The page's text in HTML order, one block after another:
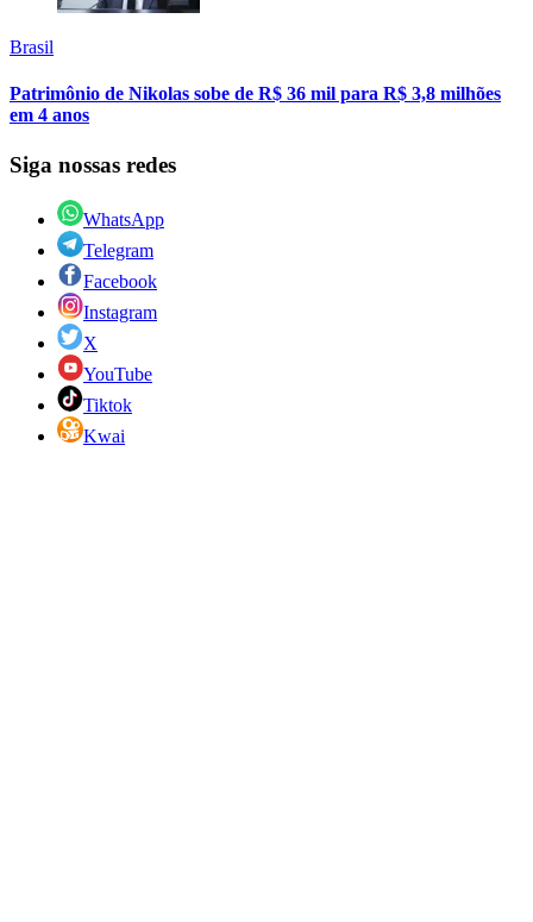
Brasil
Patrimônio de Nikolas sobe de R$ 36 mil para R$ 3,8 milhões
em 4 anos
Siga nossas redes
WhatsApp
Telegram
Facebook
Instagram
X
YouTube
Tiktok
Kwai